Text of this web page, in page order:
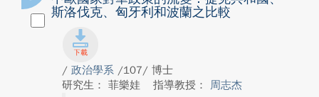
斯洛伐克、匈牙利和波蘭之比較
/ 政治學系 /107/ 博士
研究生： 菲樂娃
指導教授： 周志杰